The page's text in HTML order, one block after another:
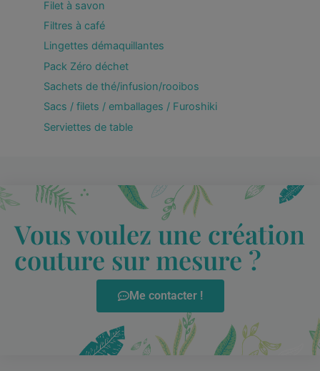
Filet à savon
Filtres à café
Lingettes démaquillantes
Pack Zéro déchet
Sachets de thé/infusion/rooibos
Sacs / filets / emballages / Furoshiki
Serviettes de table
Vous voulez une création
couture sur mesure ?
Me contacter !